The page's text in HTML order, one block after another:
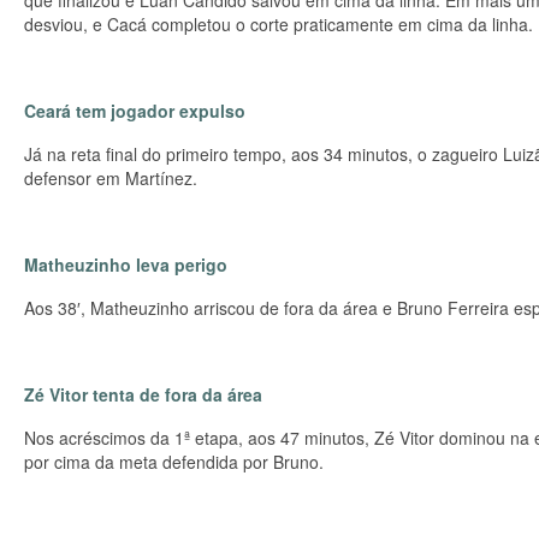
desviou, e Cacá completou o corte praticamente em cima da linha.
Ceará tem jogador expulso
Já na reta final do primeiro tempo, aos 34 minutos, o zagueiro
defensor em Martínez.
Matheuzinho leva perigo
Aos 38′, Matheuzinho arriscou de fora da área e Bruno Ferreira
Zé Vitor tenta de fora da área
Nos acréscimos da 1ª etapa, aos 47 minutos, Zé Vitor dominou
por cima da meta defendida por Bruno.